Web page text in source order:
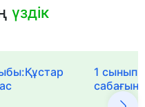
үздік
1